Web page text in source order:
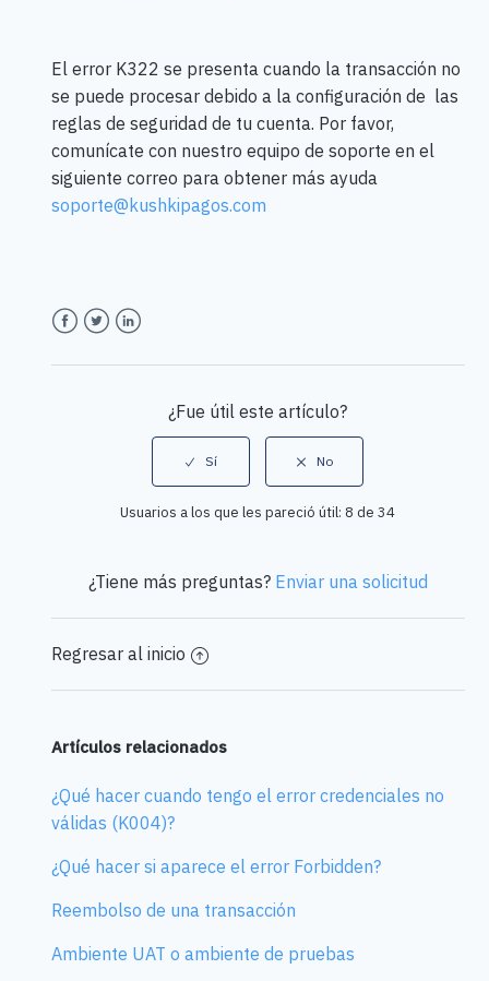
El error K322 se presenta cuando la transacción no
se puede procesar debido a la configuración de las
reglas de seguridad de tu cuenta. Por favor,
comunícate con nuestro equipo de soporte en el
siguiente correo para obtener más ayuda
soporte@kushkipagos.com
¿Fue útil este artículo?
Usuarios a los que les pareció útil: 8 de 34
¿Tiene más preguntas? Enviar una solicitud
Regresar al inicio
Artículos relacionados
¿Qué hacer cuando tengo el error credenciales no
válidas (K004)?
¿Qué hacer si aparece el error Forbidden?
Reembolso de una transacción
Ambiente UAT o ambiente de pruebas